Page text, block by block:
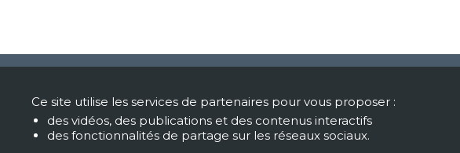
Site de Toulouse
Hôpital des enfants
Ce site utilise les services de partenaires pour vous proposer :
des vidéos, des publications et des contenus interactifs
des fonctionnalités de partage sur les réseaux sociaux.